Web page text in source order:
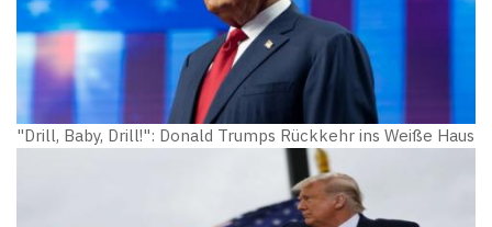
"Drill, Baby, Drill!": Donald Trumps Rückkehr ins Weiße Haus